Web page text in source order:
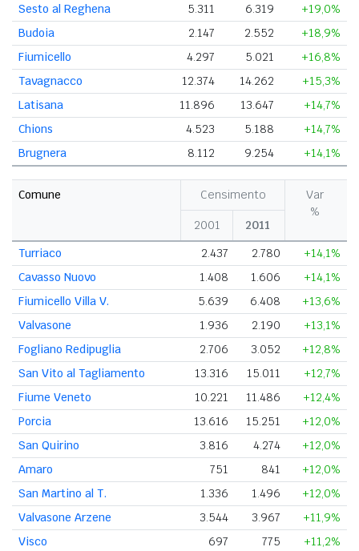
Sesto al Reghena
5.311 6.319
+19,0%
Budoia
2.147 2.552
+18,9%
Fiumicello
4.297 5.021
+16,8%
Tavagnacco
12.374 14.262
+15,3%
Latisana
11.896 13.647
+14,7%
Chions
4.523 5.188
+14,7%
Brugnera
8.112 9.254 +14,1%
Comune Censimento
Var
%
2001
2011
Turriaco
2.437 2.780
+14,1%
Cavasso Nuovo
1.408 1.606
+14,1%
Fiumicello Villa V.
5.639 6.408
+13,6%
Valvasone
1.936 2.190
+13,1%
Fogliano Redipuglia
2.706 3.052
+12,8%
San Vito al Tagliamento
13.316 15.011
+12,7%
Fiume Veneto
10.221 11.486
+12,4%
Porcia
13.616 15.251
+12,0%
San Quirino
3.816 4.274
+12,0%
Amaro
751 841
+12,0%
San Martino al T.
1.336 1.496
+12,0%
Valvasone Arzene
3.544 3.967
+11,9%
Visco
697 775 +11,2%